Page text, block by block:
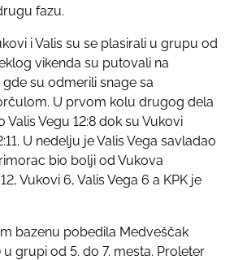
fazu.
i Valis su se plasirali u grupu od
vikenda su putovali na
su odmerili snage sa
U prvom kolu drugog dela
Vegu 12:8 dok su Vukovi
U nedelju je Valis Vega savladao
bio bolji od Vukova
Vukovi 6, Valis Vega 6 a KPK je
bazenu pobedila Medveščak
u grupi od 5. do 7. mesta. Proleter